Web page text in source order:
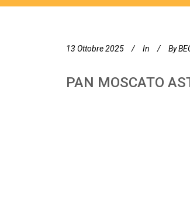
13 Ottobre 2025 In By
PAN MOSCATO